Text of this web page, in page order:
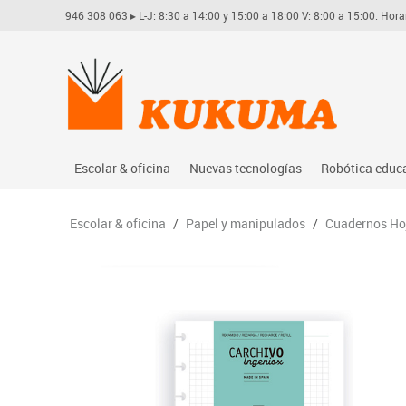
946 308 063 ▸ L-J: 8:30 a 14:00 y 15:00 a 18:00 V: 8:00 a 15:00.
Escolar & oficina
Archivo
Nuevas tecnologías
Audio
Soportes
Videoconferencia
Videoproyección
Robótica
Arduino
Escolar & oficina / Papel y manipulados / Cuadernos